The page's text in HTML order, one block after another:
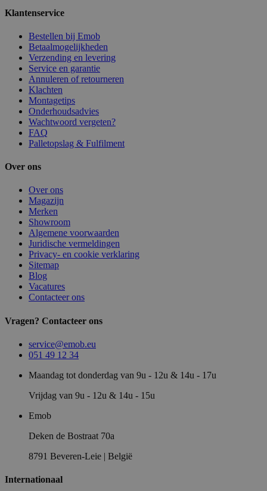
Klantenservice
Bestellen bij Emob
Betaalmogelijkheden
Verzending en levering
Service en garantie
Annuleren of retourneren
Klachten
Montagetips
Onderhoudsadvies
Wachtwoord vergeten?
FAQ
Palletopslag & Fulfilment
Over ons
Over ons
Magazijn
Merken
Showroom
Algemene voorwaarden
Juridische vermeldingen
Privacy- en cookie verklaring
Sitemap
Blog
Vacatures
Contacteer ons
Vragen? Contacteer ons
service@emob.eu
051 49 12 34
Maandag tot donderdag van 9u - 12u & 14u - 17u
Vrijdag van 9u - 12u & 14u - 15u
Emob
Deken de Bostraat 70a
8791 Beveren-Leie | België
Internationaal